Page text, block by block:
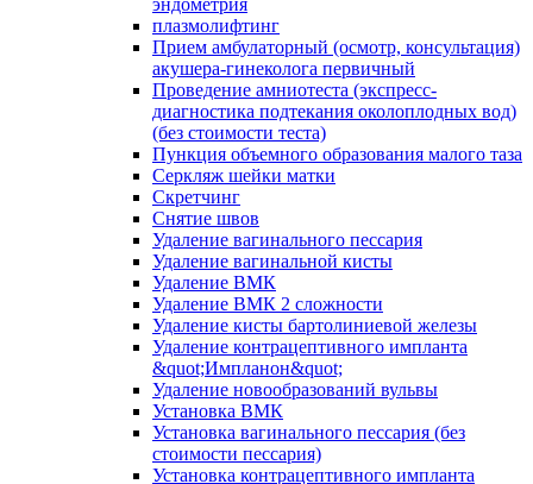
эндометрия
плазмолифтинг
Прием амбулаторный (осмотр, консультация)
акушера-гинеколога первичный
Проведение амниотеста (экспресс-
диагностика подтекания околоплодных вод)
(без стоимости теста)
Пункция объемного образования малого таза
Серкляж шейки матки
Скретчинг
Снятие швов
Удаление вагинального пессария
Удаление вагинальной кисты
Удаление ВМК
Удаление ВМК 2 сложности
Удаление кисты бартолиниевой железы
Удаление контрацептивного импланта
&quot;Импланон&quot;
Удаление новообразований вульвы
Установка ВМК
Установка вагинального пессария (без
стоимости пессария)
Установка контрацептивного импланта